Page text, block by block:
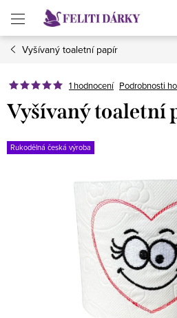
obsah
Vyšívaný toaletní papír
1 hodnocení Podrobnosti
Vyšívaný toaletní
Rukodělná česká výroba